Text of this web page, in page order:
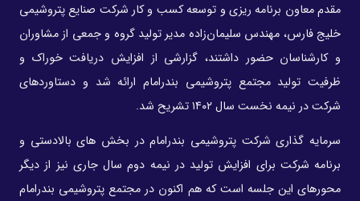
مقدم معاون برنامه ریزی و توسعه کسب و کار شرکت صنایع پتروشیمی
خلیج فارس، مهندس سلیمان‌زاده مدیر تولید گروه و جمعی از مشاوران
و کارشناسان حضور داشتند، گزارشی از افزایش دریافت خوراک و
ظرفیت تولید مجتمع پتروشیمی بندرامام ارائه شد و دستاوردهای
شرکت در نیمه نخست سال ۱۴۰۲ تشریح شد.
سرمایه گذاری شرکت پتروشیمی بندرامام در بخش های بالادستی و
برنامه شرکت برای افزایش تولید در نیمه دوم سال جاری نیز از دیگر
محورهای این جلسه است که هم اکنون در مجتمع پتروشیمی بندرامام